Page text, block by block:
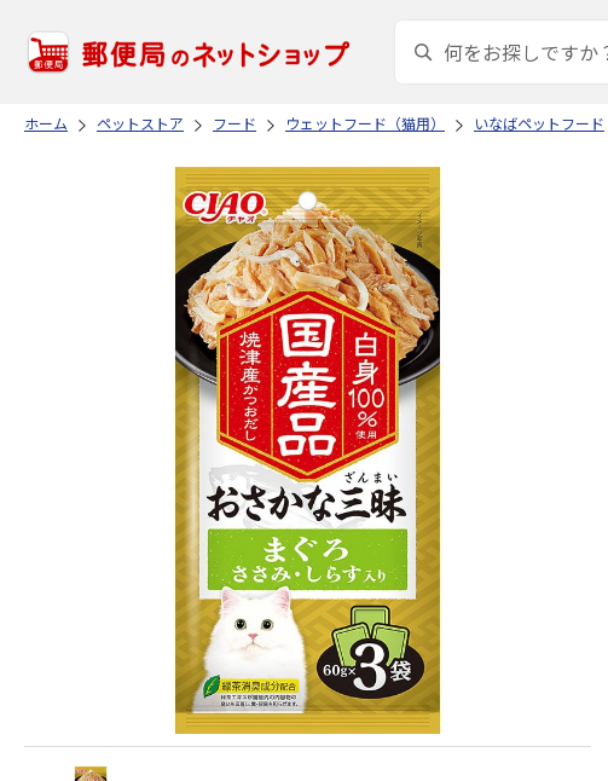
ホーム ペットストア フード ウェットフード（猫用） いなばペットフード